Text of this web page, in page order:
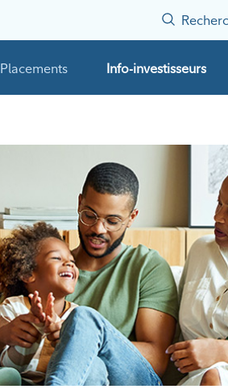
Placements Info-investisseurs